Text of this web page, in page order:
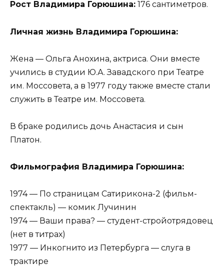
Рост Владимира Горюшина: 176 сантиметров.
Личная жизнь Владимира Горюшина:
Жена — Ольга Анохина, актриса. Они вместе
учились в студии Ю.А. Завадского при Театре
им. Моссовета, а в 1977 году также вместе стали
служить в Театре им. Моссовета.
В браке родились дочь Анастасия и сын
Платон.
Фильмография Владимира Горюшина:
1974 — По страницам Сатирикона-2 (фильм-
спектакль) — комик Лучинин
1974 — Ваши права? — студент-стройотрядовец
(нет в титрах)
1977 — Инкогнито из Петербурга — слуга в
трактире